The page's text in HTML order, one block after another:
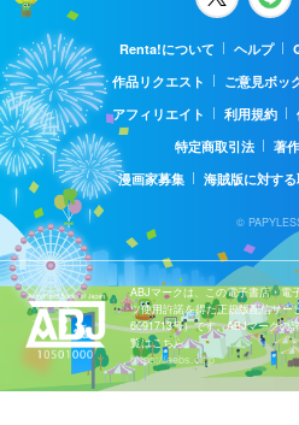
Renta!について ヘルプ
作品リクエスト
ご意見ボッ
アフィリエイト
利用規約
特定商取引法
著
漫画家募集
海賊版に対す
©
ABJマークは、この電子書店・電
ツ使用許諾を得た正規版配信サ
6091713号）です。ABJマークの
覧はこちら。
https://aebs.or.jp